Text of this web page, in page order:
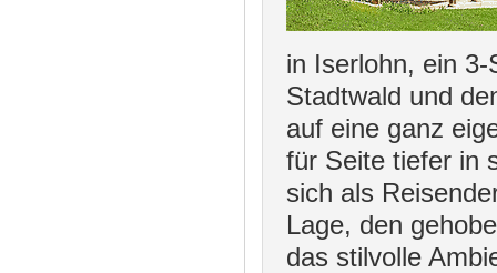
in Iserlohn, ein
Stadtwald und
auf eine ganz
für Seite tiefer in
sich als
Lage, den
das stilvolle